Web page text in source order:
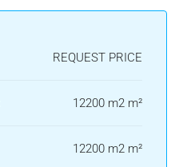
REQUEST PRICE
12200 m2 m²
12200 m2 m²